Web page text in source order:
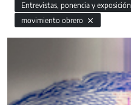
Entrevistas, ponencia y exposición
movimiento obrero